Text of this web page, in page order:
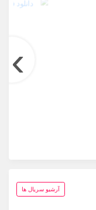
›
آرشیو سریال ها